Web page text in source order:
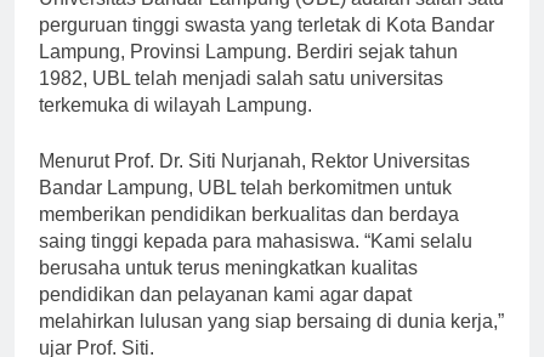
Universitas Bandar Lampung (UBL) adalah salah satu
perguruan tinggi swasta yang terletak di Kota Bandar
Lampung, Provinsi Lampung. Berdiri sejak tahun
1982, UBL telah menjadi salah satu universitas
Menurut Prof. Dr. Siti Nurjanah, Rektor Universitas
Bandar Lampung, UBL telah berkomitmen untuk
memberikan pendidikan berkualitas dan berdaya
saing tinggi kepada para mahasiswa. “Kami selalu
berusaha untuk terus meningkatkan kualitas
pendidikan dan pelayanan kami agar dapat
melahirkan lulusan yang siap bersaing di dunia kerja,”